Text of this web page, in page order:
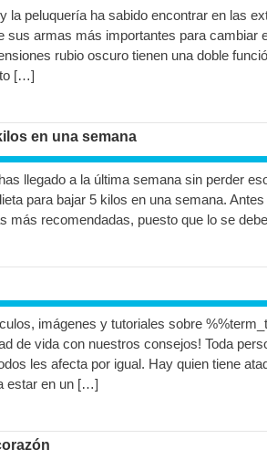
la peluquería ha sabido encontrar en las
sus armas más importantes para cambiar
rubio oscuro tienen una doble
[…]
en una semana
llegado a la última semana sin perder
para bajar 5 kilos en una semana.
más recomendadas, puesto que lo se
imágenes y tutoriales sobre
de vida con nuestros consejos! Toda
les afecta por igual. Hay quien tiene
estar en un […]